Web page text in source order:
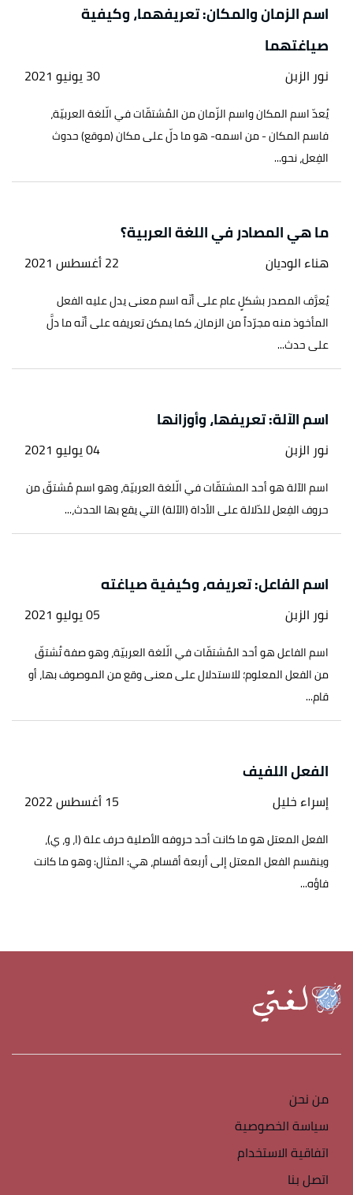
اسم الزمان والمكان: تعريفهما، وكيفية
صياغتهما
نور الزبن 30 يونيو 2021
يُعدّ اسم المكان واسم الزّمان من المُشتقّات في الّلغة العربيّة،
فاسم المكان - من اسمه- هو ما دلّ على مكان (موقع) حدوث
الفِعل، نحو...
ما هي المصادر في اللغة العربية؟
هناء الوديان 22 أغسطس 2021
يُعرَّف المصدر بشكلٍ عام على أنّه اسم معنى يدل عليه الفعل
المأخوذ منه مجرّداً من الزمان، كما يمكن تعريفه على أنّه ما دلَّ
على حدث...
اسم الآلة: تعريفها، وأوزانها
نور الزبن 04 يوليو 2021
اسم الآلة هو أحد المشتقّات في الّلغة العربيّة، وهو اسم مُشتقّ من
حروف الفِعل للدّلالة على الأداة (الآلة) التي يقع بها الحدث،...
اسم الفاعل: تعريفه، وكيفية صياغته
نور الزبن 05 يوليو 2021
اسم الفاعل هو أحد المُشتقّات في الّلغة العربيّة، وهو صفة تُشتقّ
من الفعل المعلوم؛ للاستدلال على معنى وقع من الموصوف بها، أو
قام...
الفعل اللفيف
إسراء خليل 15 أغسطس 2022
الفعل المعتل هو ما كانت أحد حروفه الأصلية حرف علة (ا، و، ي)،
وينقسم الفعل المعتل إلى أربعة أقسام، هي: المثال: وهو ما كانت
فاؤه...
من نحن
سياسة الخصوصية
اتفاقية الاستخدام
اتصل بنا